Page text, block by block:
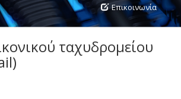
Επικοινωνία
ταχυδρομείου